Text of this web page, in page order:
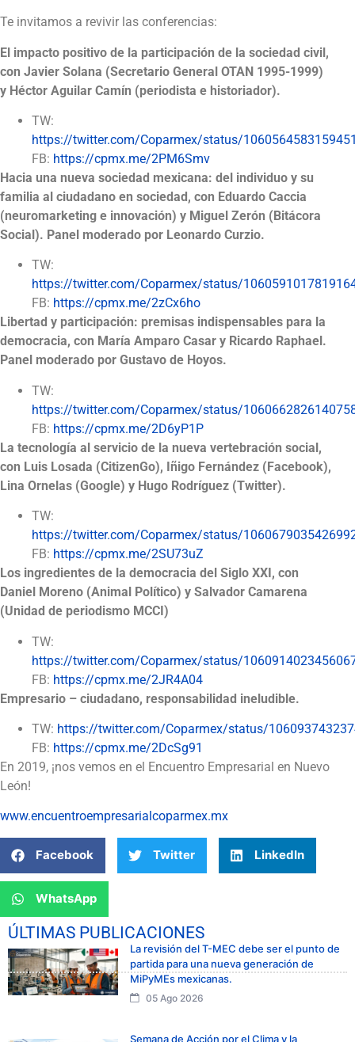
Te invitamos a revivir las conferencias:
El impacto positivo de la participación de la sociedad civil,
con Javier Solana (Secretario General OTAN 1995-1999)
y Héctor Aguilar Camín (periodista e historiador).
TW:
https://twitter.com/Coparmex/status/
FB: https://cpmx.me/2PM6Smv
Hacia una nueva sociedad mexicana: del individuo y su
familia al ciudadano en sociedad, con Eduardo Caccia
(neuromarketing e innovación) y Miguel Zerón (Bitácora
Social). Panel moderado por Leonardo Curzio.
TW:
https://twitter.com/Coparmex/status/
FB: https://cpmx.me/2zCx6ho
Libertad y participación: premisas indispensables para la
democracia, con María Amparo Casar y Ricardo Raphael.
Panel moderado por Gustavo de Hoyos.
TW:
https://twitter.com/Coparmex/status/
FB: https://cpmx.me/2D6yP1P
La tecnología al servicio de la nueva vertebración social,
con Luis Losada (CitizenGo), Iñigo Fernández (Facebook),
Lina Ornelas (Google) y Hugo Rodríguez (Twitter).
TW:
https://twitter.com/Coparmex/status/
FB: https://cpmx.me/2SU73uZ
Los ingredientes de la democracia del Siglo XXI, con
Daniel Moreno (Animal Político) y Salvador Camarena
(Unidad de periodismo MCCI)
TW:
https://twitter.com/Coparmex/status/
FB: https://cpmx.me/2JR4A04
Empresario – ciudadano, responsabilidad ineludible.
TW: https://twitter.com/Coparmex/status/
FB: https://cpmx.me/2DcSg91
En 2019, ¡nos vemos en el Encuentro Empresarial en Nuevo
León!
www.encuentroempresarialcoparmex.mx
Facebook Twitter LinkedIn
WhatsApp
ÚLTIMAS PUBLICACIONES
La revisión del T-MEC debe ser el punto de
partida para una nueva generación de
MiPyMEs mexicanas.
05 Ago 2026
Semana de Acción por el Clima y la